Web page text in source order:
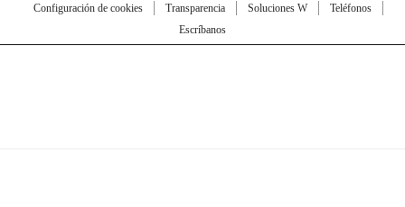
Configuración de cookies
Transparencia Soluciones W
Teléfonos
Escríbanos